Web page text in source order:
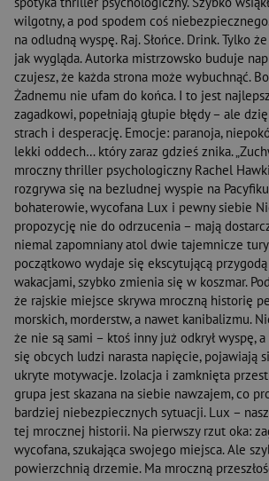
wilgotny, a pod spodem coś
na odludną wyspę. Raj. Słońce. Drink. Tylko
jak wygląda. Autorka mistrzowsko buduje
czujesz, że każda strona może wybuchnąć.
Żadnemu nie ufam do końca. I to jest
zagadkowi, popełniają głupie błędy – ale
strach i desperację. Emocje: paranoja,
lekki oddech… który zaraz gdzieś znika.
mroczny thriller psychologiczny Rachel
rozgrywa się na bezludnej wyspie na
bohaterowie, wycofana Lux i pewny siebie
propozycję nie do odrzucenia – mają
niemal zapomniany atol dwie tajemnicze
początkowo wydaje się ekscytującą
wakacjami, szybko zmienia się w koszmar.
że rajskie miejsce skrywa mroczną historię
morskich, morderstw, a nawet kanibalizmu.
że nie są sami – ktoś inny już odkrył wyspę,
się obcych ludzi narasta napięcie, pojawiają
ukryte motywacje. Izolacja i zamknięta
grupa jest skazana na siebie nawzajem, co
bardziej niebezpiecznych sytuacji. Lux –
tej mrocznej historii. Na pierwszy rzut oka:
wycofana, szukająca swojego miejsca. Ale
powierzchnią drzemie. Ma mroczną